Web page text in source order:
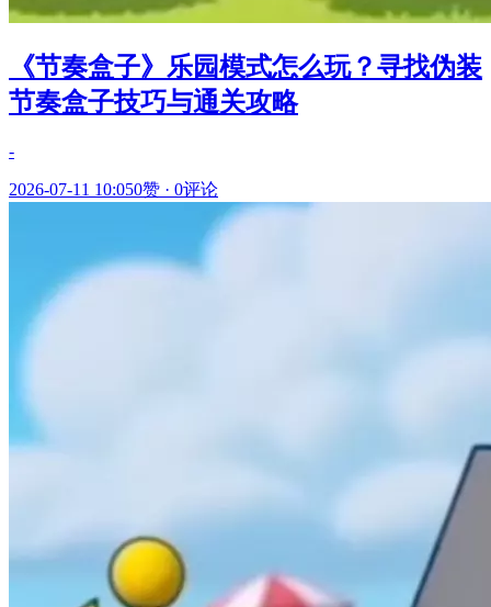
《节奏盒子》乐园模式怎么玩？寻找伪装
节奏盒子技巧与通关攻略
-
2026-07-11 10:050赞 · 0评论